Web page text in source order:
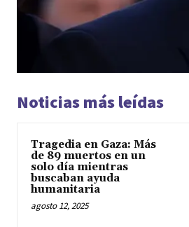
Noticias más leídas
Tragedia en Gaza: Más
de 89 muertos en un
solo día mientras
buscaban ayuda
humanitaria
agosto 12, 2025